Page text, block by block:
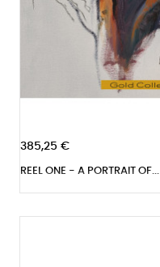
385,25 €
REEL ONE - A PORTRAIT OF...